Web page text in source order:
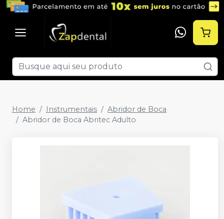
Home Instrumentais
Abridor de Boca
Abridor de Boca Abritec Adulto